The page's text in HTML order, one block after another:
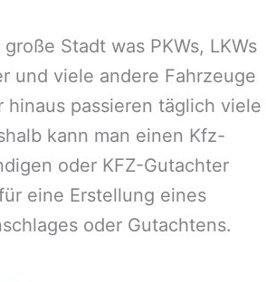
Stadt was PKWs, LKWs
und viele andere Fahrzeuge
hinaus passieren täglich viele
kann man einen Kfz-
oder KFZ-Gutachter
eine Erstellung eines
oder Gutachtens.